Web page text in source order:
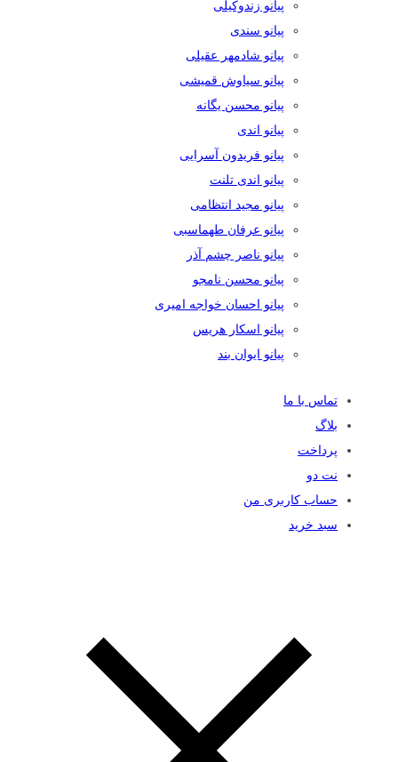
پیانو زندوکیلی
پیانو سندی
پیانو شادمهر عقیلی
پیانو سیاوش قمیشی
پیانو محسن یگانه
پیانو اندی
پیانو فریدون آسرایی
پیانو اندی تلنت
پیانو مجید انتظامی
پیانو عرفان طهماسبی
پیانو ناصر چشم آذر
پیانو محسن نامجو
پیانو احسان خواجه امیری
پیانو اسکار هریس
پیانو ایوان بند
تماس با ما
بلاگ
پرداخت
نت دو
حساب کاربری من
سبد خرید